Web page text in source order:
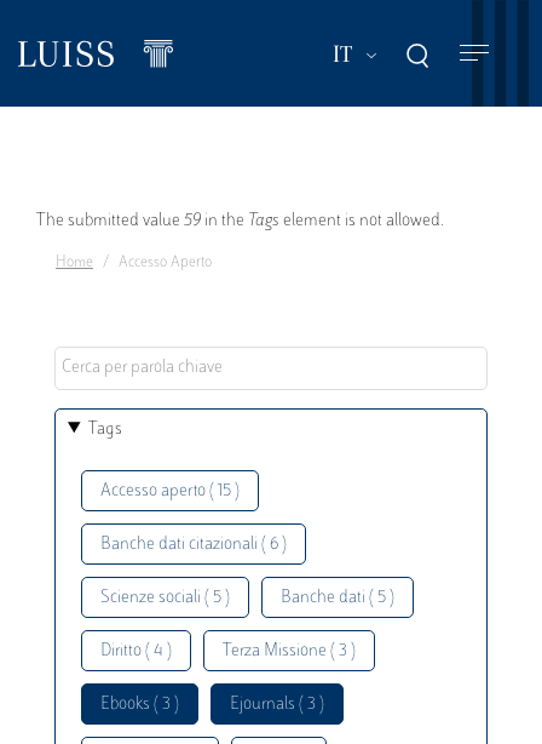
contenuto
IT Mostra ulteriori
Messaggio
di
The submitted value 59 in the Tags element is not allowed.
Home Accesso Aperto
Tags
Accesso aperto ( 15 )
Banche dati citazionali ( 6 )
Scienze sociali ( 5 ) Banche dati ( 5 )
Diritto ( 4 ) Terza Missione ( 3 )
Ebooks ( 3 ) Ejournals ( 3 )